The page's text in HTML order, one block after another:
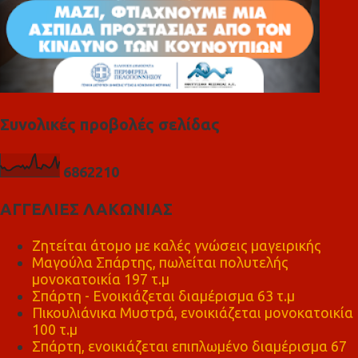
Συνολικές προβολές σελίδας
6862210
ΑΓΓΕΛΙΕΣ ΛΑΚΩΝΙΑΣ
Ζητείται άτομο με καλές γνώσεις μαγειρικής
Μαγούλα Σπάρτης, πωλείται πολυτελής
μονοκατοικία 197 τ.μ
Σπάρτη - Ενοικιάζεται διαμέρισμα 63 τ.μ
Πικουλιάνικα Μυστρά, ενοικιάζεται μονοκατοικία
100 τ.μ
Σπάρτη, ενοικιάζεται επιπλωμένο διαμέρισμα 67